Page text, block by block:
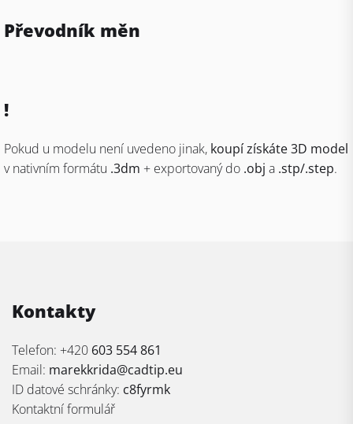
Převodník měn
!
Pokud u modelu není uvedeno jinak, koupí získáte 3D model
v nativním formátu .3dm + exportovaný do .obj a .stp/.step.
Kontakty
Telefon: +420 603 554 861
Email: marekkrida@cadtip.eu
ID datové schránky: c8fyrmk
Kontaktní formulář